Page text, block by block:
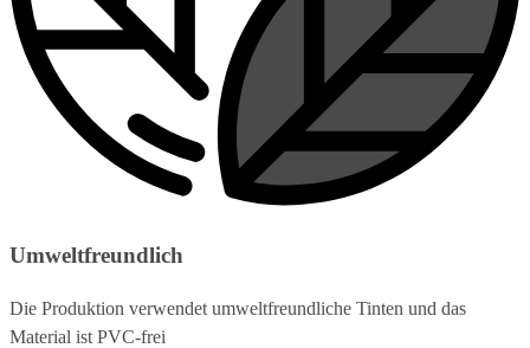
Umweltfreundlich
Die Produktion verwendet umweltfreundliche Tinten und das
Material ist PVC-frei